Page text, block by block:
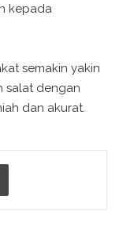
kepada
semakin yakin
salat dengan
dan akurat.